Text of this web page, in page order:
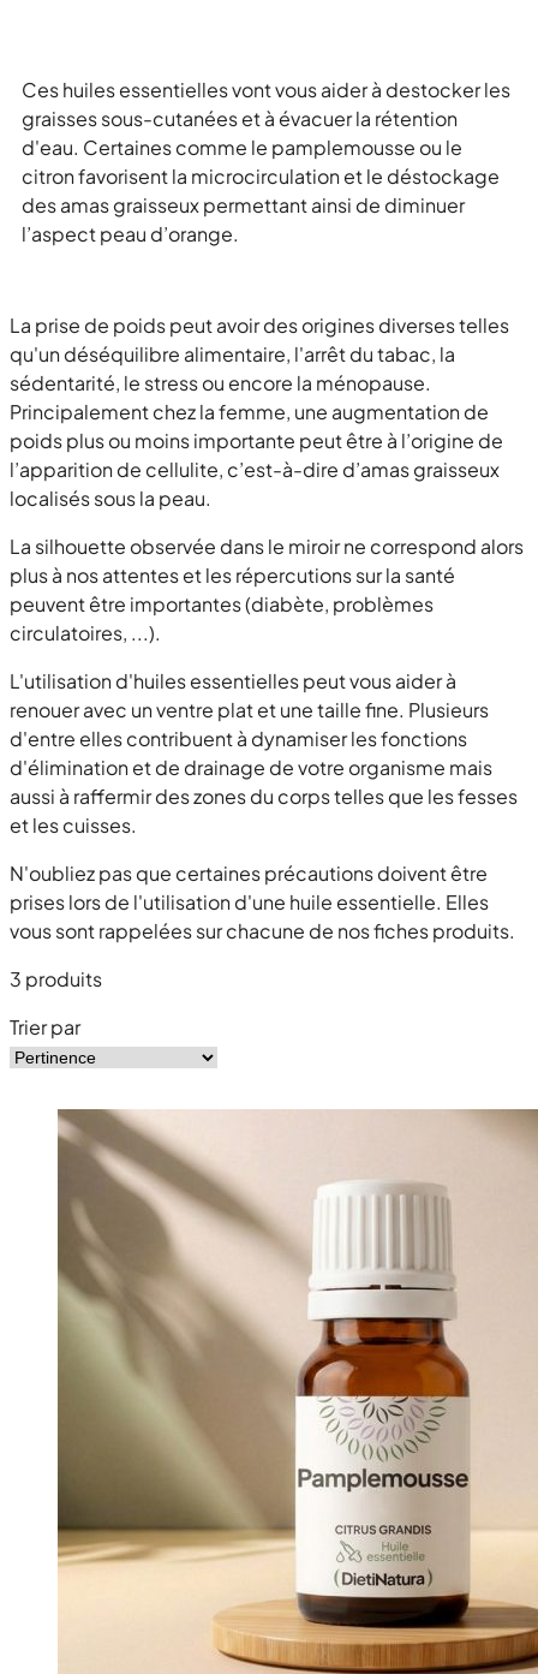
Ces huiles essentielles vont vous aider à destocker les
graisses sous-cutanées et à évacuer la rétention
d'eau. Certaines comme le pamplemousse ou le
citron favorisent la microcirculation et le déstockage
des amas graisseux permettant ainsi de diminuer
l’aspect peau d’orange.
La prise de poids peut avoir des origines diverses telles
qu'un déséquilibre alimentaire, l'arrêt du tabac, la
sédentarité, le stress ou encore la ménopause.
Principalement chez la femme, une augmentation de
poids plus ou moins importante peut être à l’origine de
l’apparition de cellulite, c’est-à-dire d’amas graisseux
localisés sous la peau.
La silhouette observée dans le miroir ne correspond alors
plus à nos attentes et les répercutions sur la santé
peuvent être importantes (diabète, problèmes
circulatoires, ...).
L'utilisation d'huiles essentielles peut vous aider à
renouer avec un ventre plat et une taille fine. Plusieurs
d'entre elles contribuent à dynamiser les fonctions
d'élimination et de drainage de votre organisme mais
aussi à raffermir des zones du corps telles que les fesses
et les cuisses.
N'oubliez pas que certaines précautions doivent être
prises lors de l'utilisation d'une huile essentielle. Elles
vous sont rappelées sur chacune de nos fiches produits.
3 produits
Trier par